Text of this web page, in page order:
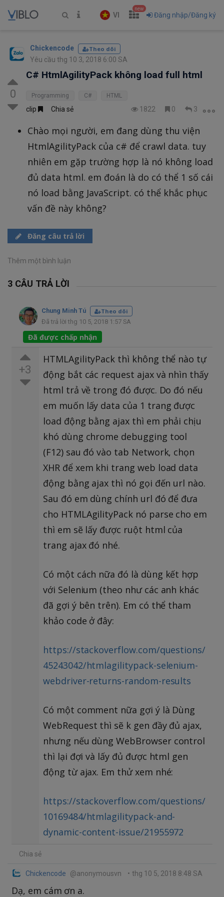
VI
new
Đăng nhập/Đăng ký
Chickencode Theo dõi
Yêu cầu thg 10 3, 2018 6:00 SA
0
C# HtmlAgilityPack không load full html
Programming C# HTML
clip Chia sẻ 1822 0 3
Chào mọi người, em đang dùng thu viện
HtmlAgilityPack của c# để crawl data. tuy
nhiên em gặp trường hợp là nó không load
đủ data html. em đoán là do có thể 1 số cái
nó load bằng JavaScript. có thể khắc phục
vấn đề này không?
Đăng câu trả lời
Thêm một bình luận
3 CÂU TRẢ LỜI
Chung Minh Tú
Theo dõi
Đã trả lời thg 10 5, 2018 1:57 SA
Đã được chấp nhận
+3
HTMLAgilityPack thì không thể nào tự
động bắt các request ajax và nhìn thấy
html trả về trong đó được. Do đó nếu
em muốn lấy data của 1 trang được
load động bằng ajax thì em phải chịu
khó dùng chrome debugging tool
(F12) sau đó vào tab Network, chọn
XHR để xem khi trang web load data
động bằng ajax thì nó gọi đến url nào.
Sau đó em dùng chính url đó để đưa
cho HTMLAgilityPack nó parse cho em
thì em sẽ lấy được ruột html của
trang ajax đó nhé.
Có một cách nữa đó là dùng kết hợp
với Selenium (theo như các anh khác
đã gợi ý bên trên). Em có thể tham
khảo code ở đây:
https://stackoverflow.com/questions/
45243042/htmlagilitypack-selenium-
webdriver-returns-random-results
Có một comment nữa gợi ý là Dùng
WebRequest thì sẽ k gen đầy đủ ajax,
nhưng nếu dùng WebBrowser control
thì lại đợi và lấy đủ được html gen
động từ ajax. Em thử xem nhé:
https://stackoverflow.com/questions/
10169484/htmlagilitypack-and-
dynamic-content-issue/21955972
Chia sẻ
Chickencode @anonymousvn • thg 10 5, 2018 8:48 SA
Dạ, em cám ơn a.